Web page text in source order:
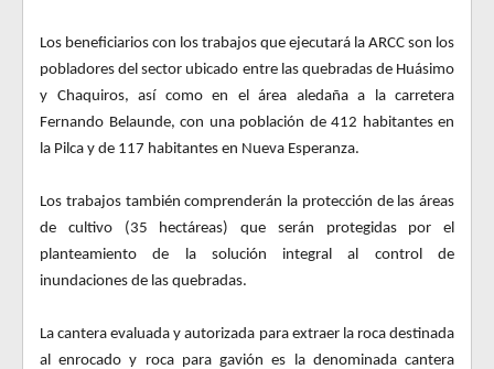
Los beneficiarios con los trabajos que ejecutará la ARCC son los
pobladores del sector ubicado entre las quebradas de Huásimo
y Chaquiros, así como en el área aledaña a la carretera
Fernando Belaunde, con una población de 412 habitantes en
la Pilca y de 117 habitantes en Nueva Esperanza.
Los trabajos también comprenderán la protección de las áreas
de cultivo (35 hectáreas) que serán protegidas por el
planteamiento de la solución integral al control de
inundaciones de las quebradas.
La cantera evaluada y autorizada para extraer la roca destinada
al enrocado y roca para gavión es la denominada cantera